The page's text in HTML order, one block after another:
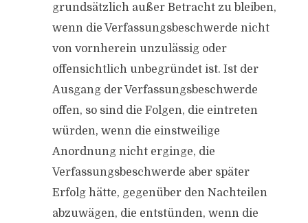
grundsätzlich außer Betracht zu bleiben,
wenn die Verfassungsbeschwerde nicht
von vornherein unzulässig oder
offensichtlich unbegründet ist. Ist der
Ausgang der Verfassungsbeschwerde
offen, so sind die Folgen, die eintreten
würden, wenn die einstweilige
Anordnung nicht erginge, die
Verfassungsbeschwerde aber später
Erfolg hätte, gegenüber den Nachteilen
abzuwägen, die entstünden, wenn die